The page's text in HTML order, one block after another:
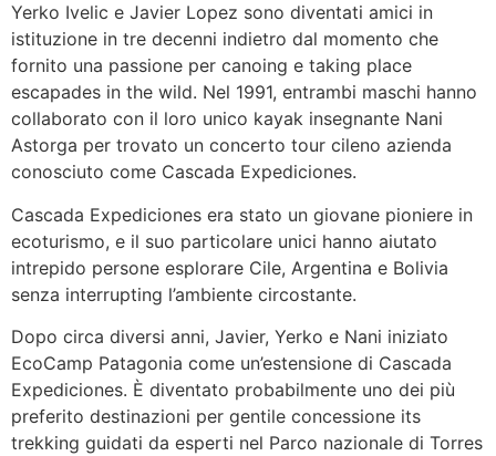
Yerko Ivelic e Javier Lopez sono diventati amici in
istituzione in tre decenni indietro dal momento che
fornito una passione per canoing e taking place
escapades in the wild. Nel 1991, entrambi maschi hanno
collaborato con il loro unico kayak insegnante Nani
Astorga per trovato un concerto tour cileno azienda
conosciuto come Cascada Expediciones.
Cascada Expediciones era stato un giovane pioniere in
ecoturismo, e il suo particolare unici hanno aiutato
intrepido persone esplorare Cile, Argentina e Bolivia
senza interrupting l’ambiente circostante.
Dopo circa diversi anni, Javier, Yerko e Nani iniziato
EcoCamp Patagonia come un’estensione di Cascada
Expediciones. È diventato probabilmente uno dei più
preferito destinazioni per gentile concessione its
trekking guidati da esperti nel Parco nazionale di Torres